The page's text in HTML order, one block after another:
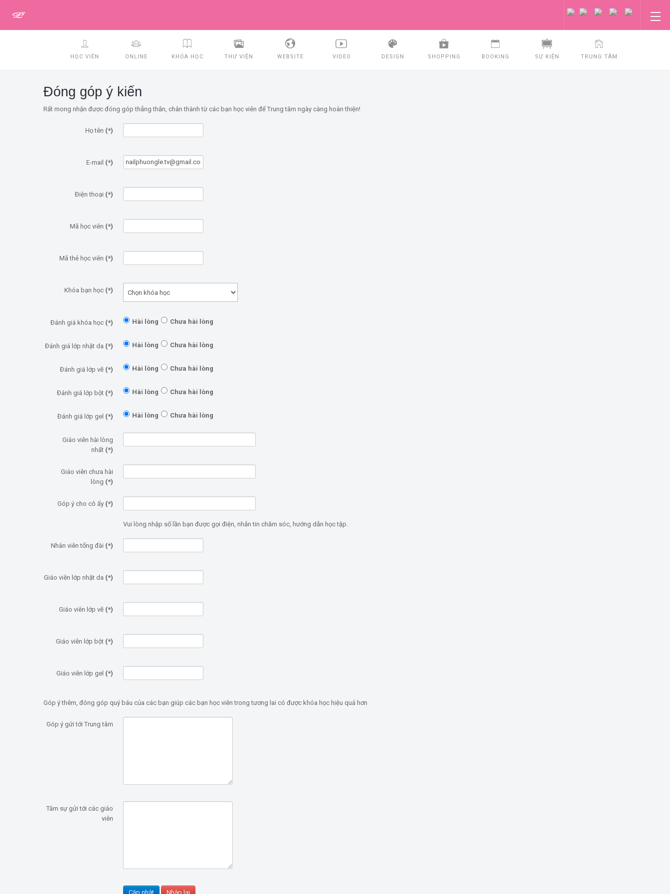
HỌC VIÊN ONLINE KHÓA HỌC THƯ VIỆN WEBSITE VIDEO DESIGN SHOPPING BOOKING SỰ KIỆN TRUNG TÂM
Đóng góp ý kiến
Rất mong nhận được đóng góp thẳng thắn, chân thành từ các bạn học viên để Trung tâm ngày càng hoàn thiện!
Họ tên (*)
E-mail (*)
Điện thoại (*)
Mã học viên (*)
Mã thẻ học viên (*)
Khóa bạn học (*)
Đánh giá khóa học (*) Hài lòng Chưa hài lòng
Đánh giá lớp nhặt da (*) Hài lòng Chưa hài lòng
Đánh giá lớp vẽ (*) Hài lòng Chưa hài lòng
Đánh giá lớp bột (*) Hài lòng Chưa hài lòng
Đánh giá lớp gel (*) Hài lòng Chưa hài lòng
Giáo viên hài lòng
nhất (*)
Giáo viên chưa hài
lòng (*)
Góp ý cho cô ấy (*)
Vui lòng nhập số lần bạn được gọi điện, nhắn tin chăm sóc, hướng dẫn học tập.
Nhân viên tổng đài (*)
Giáo viên lớp nhặt da (*)
Giáo viên lớp vẽ (*)
Giáo viên lớp bột (*)
Giáo viên lớp gel (*)
Góp ý thêm, đóng góp quý báu của các bạn giúp các bạn học viên trong tương lai có được khóa học hiệu quả hơn
Góp ý gửi tới Trung tâm
Tâm sự gửi tới các giáo
viên
Cập nhật Nhập lại